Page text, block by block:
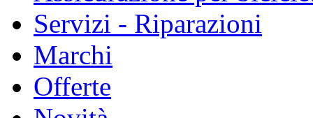
Servizi - Riparazioni
Marchi
Offerte